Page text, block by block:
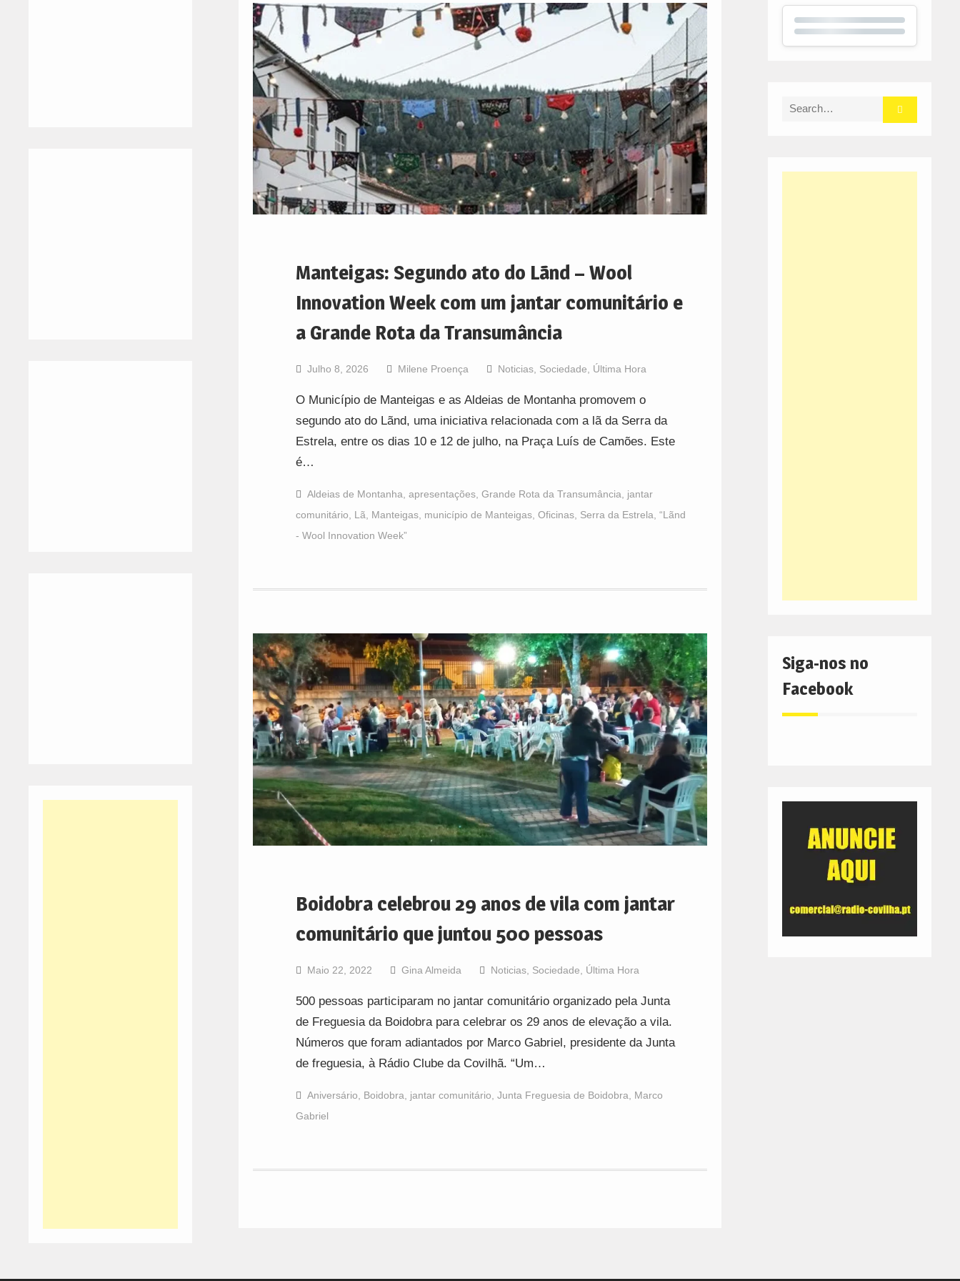
Manteigas: Segundo ato do Lãnd – Wool
Innovation Week com um jantar comunitário e
a Grande Rota da Transumância
Julho 8, 2026 Milene Proença Noticias, Sociedade, Última Hora
O Município de Manteigas e as Aldeias de Montanha promovem o
segundo ato do Lãnd, uma iniciativa relacionada com a lã da Serra da
Estrela, entre os dias 10 e 12 de julho, na Praça Luís de Camões. Este
é…
Aldeias de Montanha, apresentações, Grande Rota da Transumância, jantar
comunitário, Lã, Manteigas, município de Manteigas, Oficinas, Serra da Estrela, “Lãnd
- Wool Innovation Week”
Boidobra celebrou 29 anos de vila com jantar
comunitário que juntou 500 pessoas
Maio 22, 2022 Gina Almeida Noticias, Sociedade Última Hora
500 pessoas participaram no jantar comunitário organizado pela Junta
de Freguesia da Boidobra para celebrar os 29 anos de elevação a vila.
Números que foram adiantados por Marco Gabriel, presidente da Junta
de freguesia, à Rádio Clube da Covilhã. “Um…
Aniversário Boidobra jantar comunitário Junta Freguesia de Boidobra
Marco
Gabriel
Search
Siga-nos no
Facebook